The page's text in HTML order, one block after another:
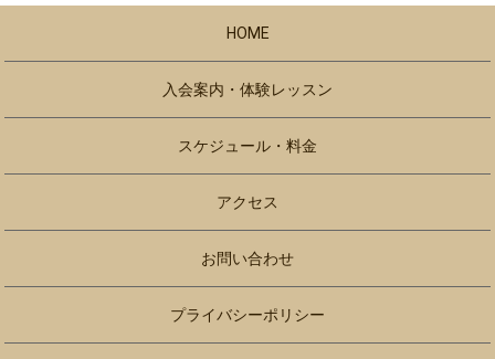
HOME
入会案内・体験レッスン
スケジュール・料金
アクセス
お問い合わせ
プライバシーポリシー